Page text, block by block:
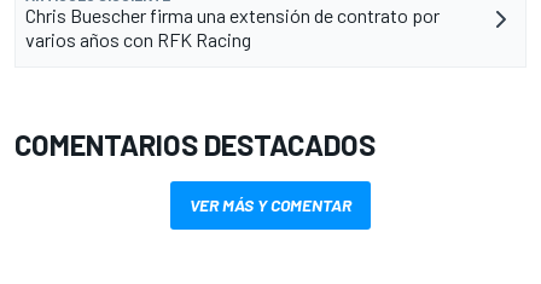
Chris Buescher firma una extensión de contrato por
varios años con RFK Racing
COMENTARIOS DESTACADOS
VER MÁS Y COMENTAR